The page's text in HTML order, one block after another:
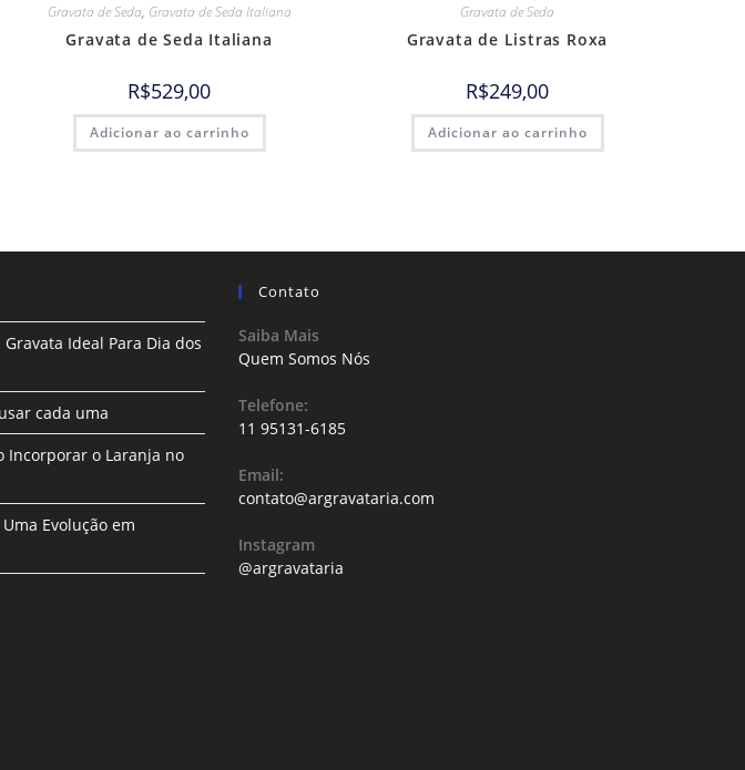
Gravata de Seda, Gravata de Seda Italiana
Gravata de Seda Italiana
R$529,00
Adicionar ao carrinho
Gravata de Seda
Gravata de Listras Roxa
R$249,00
Adicionar ao carrinho
Ideal Para Dia dos
cada uma
Incorporar o Laranja no
Evolução em
Contato
Saiba Mais
Quem Somos Nós
Telefone:
11 95131-6185
Email:
contato@argravataria.com
Instagram
@argravataria